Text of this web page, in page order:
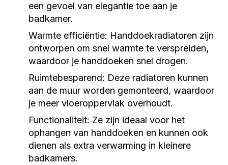
een gevoel van elegantie toe aan je
badkamer.
Warmte efficiëntie: Handdoekradiatoren zijn
ontworpen om snel warmte te verspreiden,
waardoor je handdoeken snel drogen.
Ruimtebesparend: Deze radiatoren kunnen
aan de muur worden gemonteerd, waardoor
je meer vloeroppervlak overhoudt.
Functionaliteit: Ze zijn ideaal voor het
ophangen van handdoeken en kunnen ook
dienen als extra verwarming in kleinere
badkamers.